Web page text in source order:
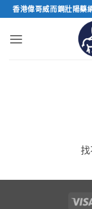
Skip
to
content
香港偉哥威而鋼壯陽藥